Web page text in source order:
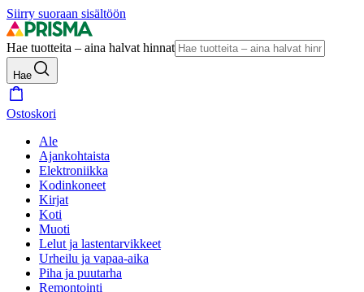
Siirry suoraan sisältöön
Hae tuotteita – aina halvat hinnat
Hae
Ostoskori
Ale
Ajankohtaista
Elektroniikka
Kodinkoneet
Kirjat
Koti
Muoti
Lelut ja lastentarvikkeet
Urheilu ja vapaa-aika
Piha ja puutarha
Remontointi